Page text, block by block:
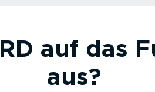
auf das
aus?